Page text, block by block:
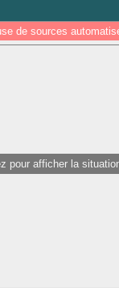
de sources
pour afficher la